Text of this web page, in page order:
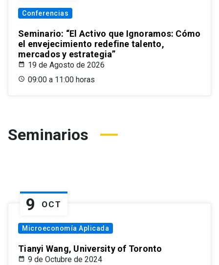
Conferencias
Seminario: “El Activo que Ignoramos: Cómo
el envejecimiento redefine talento,
mercados y estrategia”
19 de Agosto de 2026
09:00 a 11:00 horas
Seminarios
9 OCT
Microeconomía Aplicada
Tianyi Wang, University of Toronto
9 de Octubre de 2024